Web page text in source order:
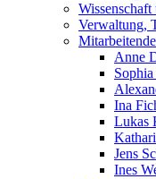
Verwaltung,
Anne
Ina
Lukas
Jens
Ines